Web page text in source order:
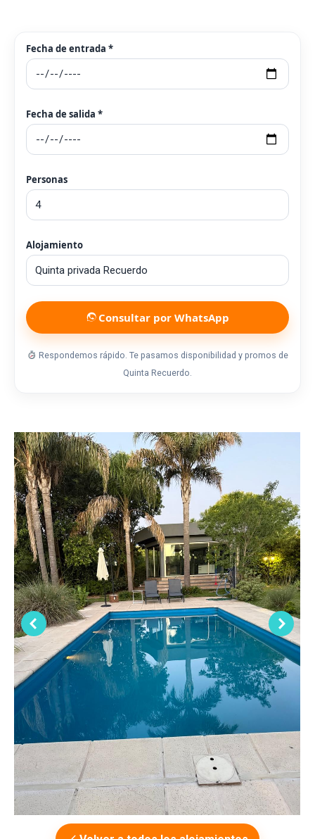
Fecha de entrada *
Fecha de salida *
Personas
Alojamiento
Consultar por WhatsApp
Respondemos rápido. Te pasamos disponibilidad y promos de
Quinta Recuerdo.